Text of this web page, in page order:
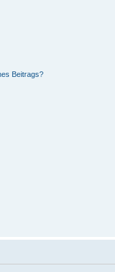
Beitrags?